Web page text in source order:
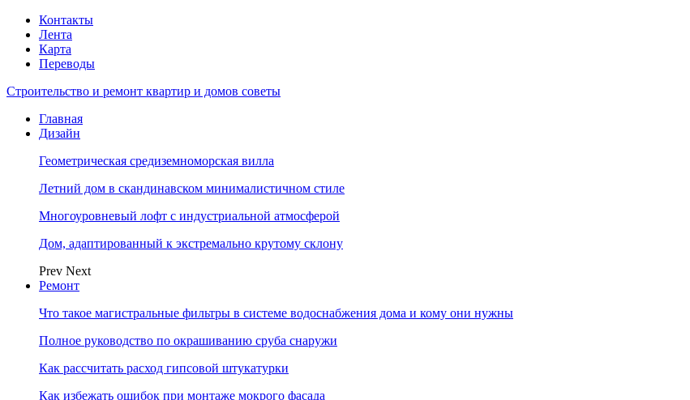
Контакты
Лента
Карта
Переводы
Строительство и ремонт квартир и домов советы
Главная
Дизайн
Геометрическая средиземноморская вилла
Летний дом в скандинавском минималистичном стиле
Многоуровневый лофт с индустриальной атмосферой
Дом, адаптированный к экстремально крутому склону
Prev Next
Ремонт
Что такое магистральные фильтры в системе водоснабжения дома и кому они нужны
Полное руководство по окрашиванию сруба снаружи
Как рассчитать расход гипсовой штукатурки
Как избежать ошибок при монтаже мокрого фасада